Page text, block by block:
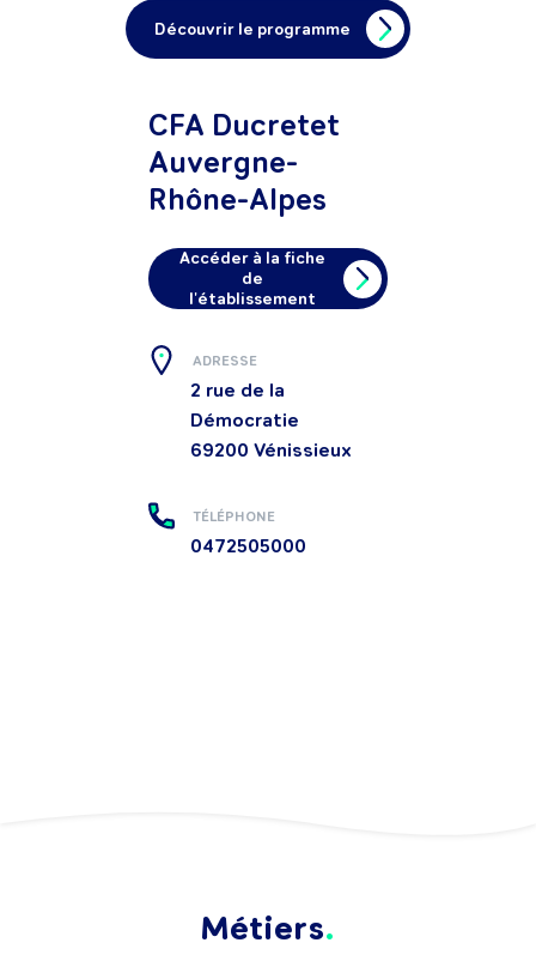
Découvrir le programme
CFA Ducretet
Auvergne-
Rhône-Alpes
Accéder à la fiche
de
l'établissement
ADRESSE
2 rue de la
Démocratie
69200 Vénissieux
TÉLÉPHONE
0472505000
Métiers